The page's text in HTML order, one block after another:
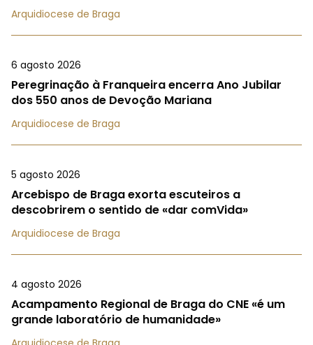
Arquidiocese de Braga
6 agosto 2026
Peregrinação à Franqueira encerra Ano Jubilar
dos 550 anos de Devoção Mariana
Arquidiocese de Braga
5 agosto 2026
Arcebispo de Braga exorta escuteiros a
descobrirem o sentido de «dar comVida»
Arquidiocese de Braga
4 agosto 2026
Acampamento Regional de Braga do CNE «é um
grande laboratório de humanidade»